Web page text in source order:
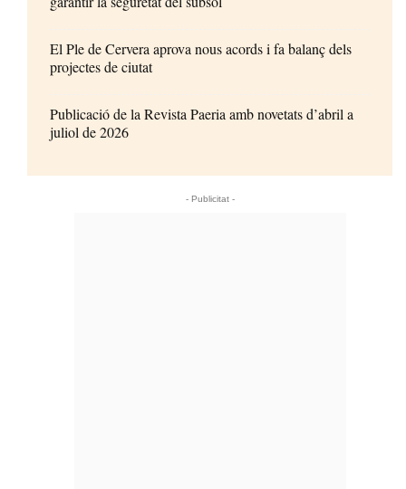
El Ple de Cervera aprova nous acords i fa balanç dels
projectes de ciutat
Publicació de la Revista Paeria amb novetats d’abril a
juliol de 2026
- Publicitat -